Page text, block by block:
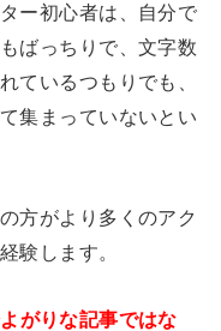
ー初心者は、自分で
ばっちりで、文字数
ているつもりでも、
集まっていないとい
方がより多くのアク
験します。
がりな記事ではな